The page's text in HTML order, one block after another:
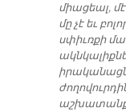
միացեալ,
մը չէ եւ
սփիւռքի